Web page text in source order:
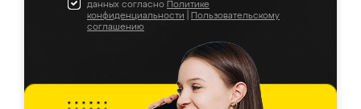
данных согласно Политике
конфиденциальности
Пользовательскому
соглашению